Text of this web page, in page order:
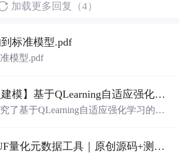
加载更多回复（4）
标准模型.pdf
模型.pdf
【水下机器人建模】基于QLearning自适应强化学习PID控制器在AUV中的应用研究（Matlab代码实现）
了基于QLearning自适应强化学习的PI
法QLearning与传统PID控制相结合的视频模型GGUF量化元数据工具｜原创源码+测试+离线报告